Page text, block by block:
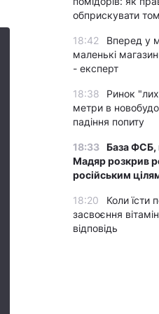
обприскувати
18:42
Вперед у
маленькі
- експерт
18:38
Ринок
метри в
падіння попиту
18:33 База ФСБ,
Мадяр розкрив
російським
18:20
Коли їсти
засвоєння
відповідь